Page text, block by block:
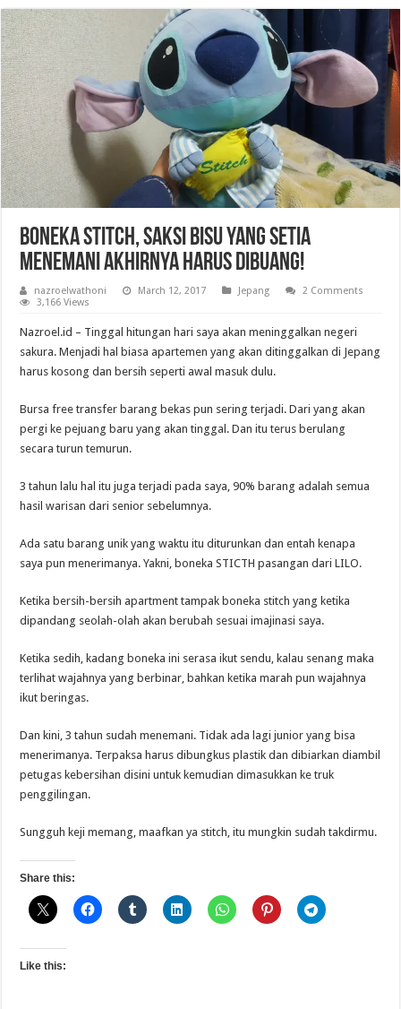
Boneka Stitch, Saksi Bisu yang Setia
Menemani Akhirnya Harus Dibuang!
nazroelwathoni March 12, 2017 Jepang
2 Comments
3,166 Views
Nazroel.id – Tinggal hitungan hari saya akan meninggalkan negeri
sakura. Menjadi hal biasa apartemen yang akan ditinggalkan di Jepang
harus kosong dan bersih seperti awal masuk dulu.
Bursa free transfer barang bekas pun sering terjadi. Dari yang akan
pergi ke pejuang baru yang akan tinggal. Dan itu terus berulang
secara turun temurun.
3 tahun lalu hal itu juga terjadi pada saya, 90% barang adalah semua
hasil warisan dari senior sebelumnya.
Ada satu barang unik yang waktu itu diturunkan dan entah kenapa
saya pun menerimanya. Yakni, boneka STICTH pasangan dari LILO.
Ketika bersih-bersih apartment tampak boneka stitch yang ketika
dipandang seolah-olah akan berubah sesuai imajinasi saya.
Ketika sedih, kadang boneka ini serasa ikut sendu, kalau senang maka
terlihat wajahnya yang berbinar, bahkan ketika marah pun wajahnya
ikut beringas.
Dan kini, 3 tahun sudah menemani. Tidak ada lagi junior yang bisa
menerimanya. Terpaksa harus dibungkus plastik dan dibiarkan diambil
petugas kebersihan disini untuk kemudian dimasukkan ke truk
penggilingan.
Sungguh keji memang, maafkan ya stitch, itu mungkin sudah takdirmu.
Share this:
Like this: